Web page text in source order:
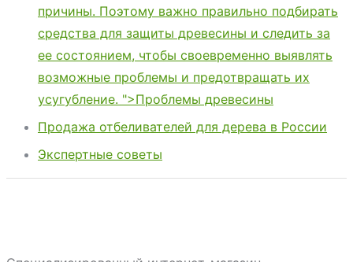
причины. Поэтому важно правильно подбирать
средства для защиты древесины и следить за
ее состоянием, чтобы своевременно выявлять
возможные проблемы и предотвращать их
усугубление. ">Проблемы древесины
Продажа отбеливателей для дерева в России
Экспертные советы